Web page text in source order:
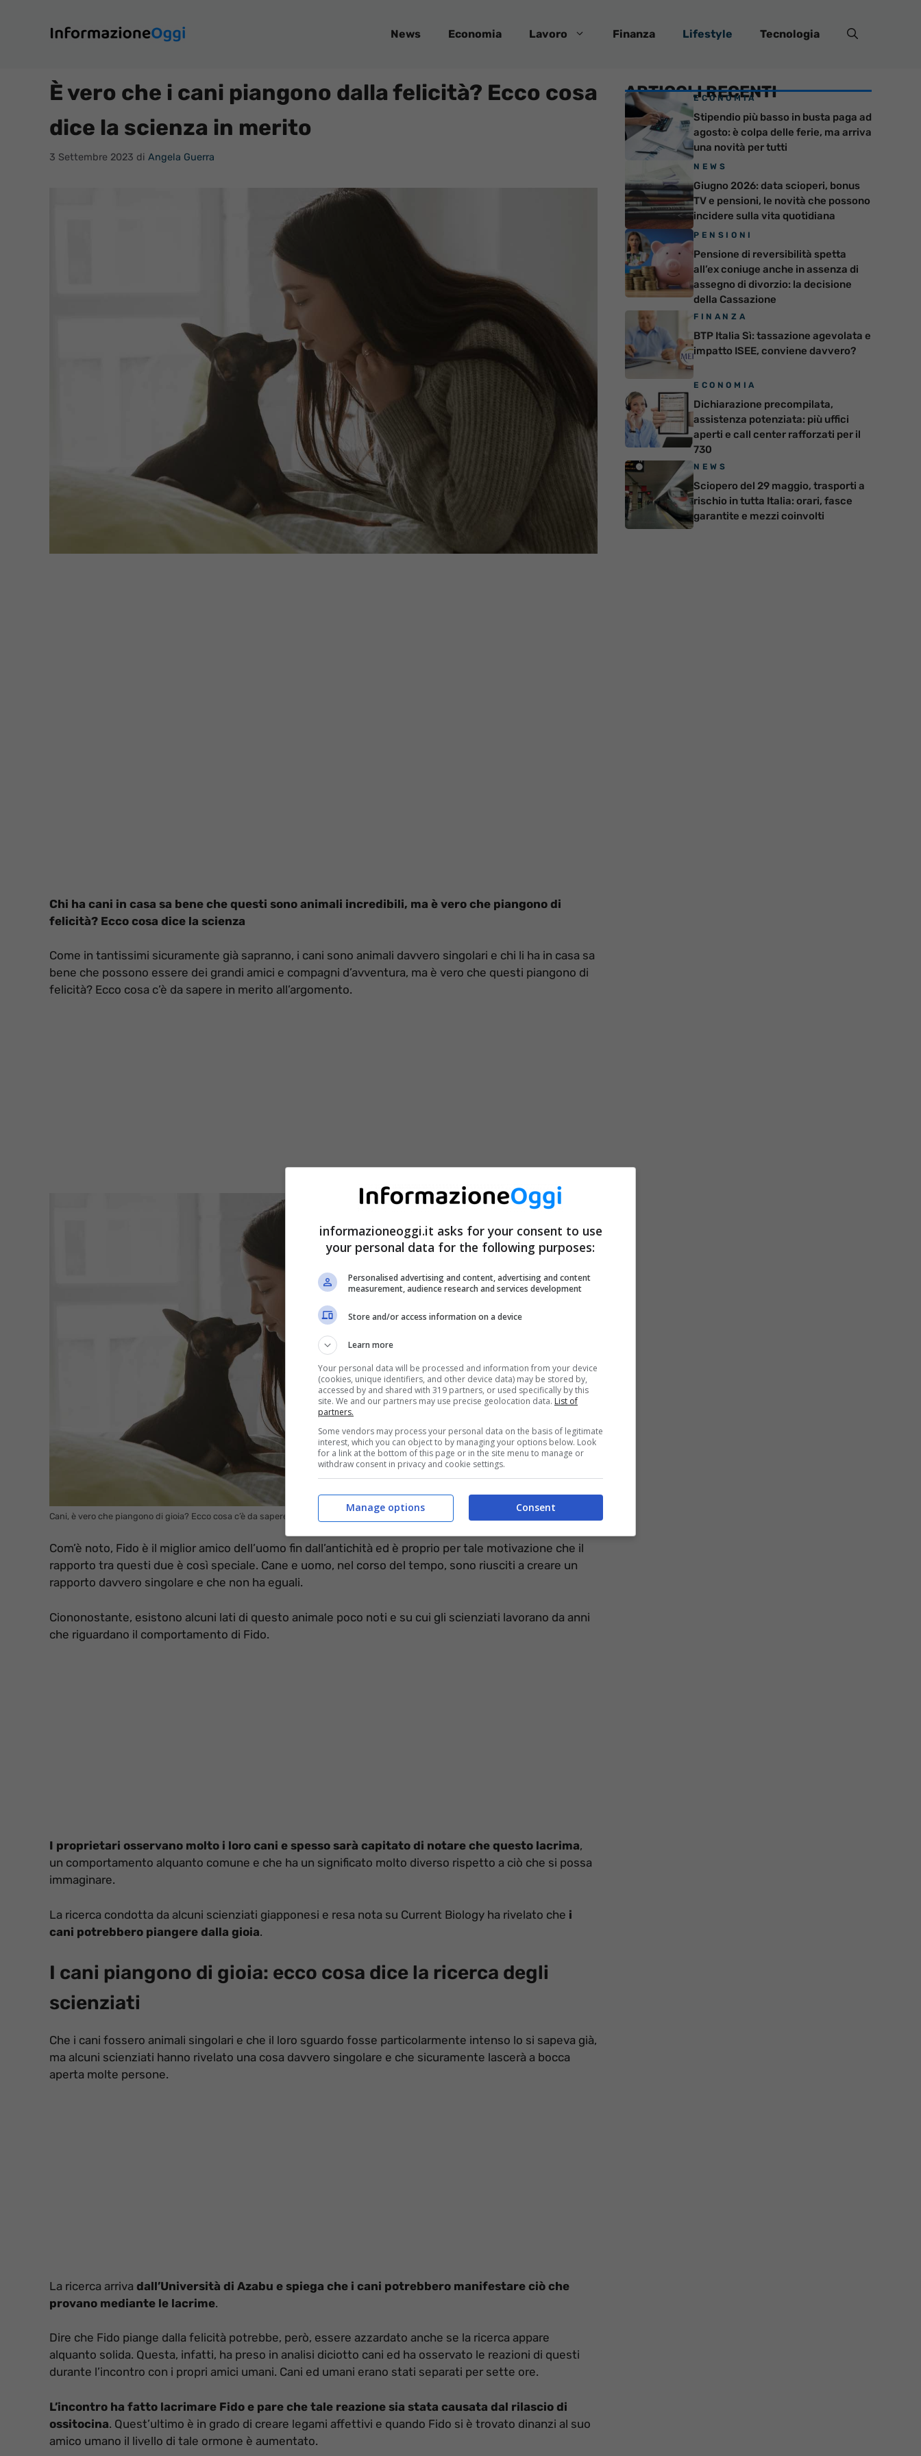
contenuto
News Economia Lavoro Finanza Lifestyle Tecnologia
È vero che i cani piangono dalla felicità? Ecco cosa
dice la scienza in merito
3 Settembre 2023 di Angela Guerra
Chi ha cani in casa sa bene che questi sono animali incredibili, ma è vero che piangono di
felicità? Ecco cosa dice la scienza
Come in tantissimi sicuramente già sapranno, i cani sono animali davvero singolari e chi li ha in casa sa
bene che possono essere dei grandi amici e compagni d’avventura, ma è vero che questi piangono di
felicità? Ecco cosa c’è da sapere in merito all’argomento.
Cani, è vero che piangono di gioia? Ecco cosa c’è da sapere in merito (informazioneoggi.it)
Com’è noto, Fido è il miglior amico dell’uomo fin dall’antichità ed è proprio per tale motivazione che il
rapporto tra questi due è così speciale. Cane e uomo, nel corso del tempo, sono riusciti a creare un
rapporto davvero singolare e che non ha eguali.
Ciononostante, esistono alcuni lati di questo animale poco noti e su cui gli scienziati lavorano da anni
che riguardano il comportamento di Fido.
I proprietari osservano molto i loro cani e spesso sarà capitato di notare che questo lacrima,
un comportamento alquanto comune e che ha un significato molto diverso rispetto a ciò che si possa
immaginare.
La ricerca condotta da alcuni scienziati giapponesi e resa nota su Current Biology ha rivelato che i
cani potrebbero piangere dalla gioia.
I cani piangono di gioia: ecco cosa dice la ricerca degli
scienziati
Che i cani fossero animali singolari e che il loro sguardo fosse particolarmente intenso lo si sapeva già,
ma alcuni scienziati hanno rivelato una cosa davvero singolare e che sicuramente lascerà a bocca
aperta molte persone.
La ricerca arriva dall’Università di Azabu e spiega che i cani potrebbero manifestare ciò che
provano mediante le lacrime.
Dire che Fido piange dalla felicità potrebbe, però, essere azzardato anche se la ricerca appare
alquanto solida. Questa, infatti, ha preso in analisi diciotto cani ed ha osservato le reazioni di questi
durante l’incontro con i propri amici umani. Cani ed umani erano stati separati per sette ore.
L’incontro ha fatto lacrimare Fido e pare che tale reazione sia stata causata dal rilascio di
ossitocina. Quest’ultimo è in grado di creare legami affettivi e quando Fido si è trovato dinanzi al suo
amico umano il livello di tale ormone è aumentato.
ARTICOLI RECENTI
ECONOMIA
Stipendio più basso in busta paga ad
agosto: è colpa delle ferie, ma arriva
una novità per tutti
NEWS
Giugno 2026: data scioperi, bonus
TV e pensioni, le novità che possono
incidere sulla vita quotidiana
PENSIONI
Pensione di reversibilità spetta
all’ex coniuge anche in assenza di
assegno di divorzio: la decisione
della Cassazione
FINANZA
BTP Italia Sì: tassazione agevolata e
impatto ISEE, conviene davvero?
ECONOMIA
Dichiarazione precompilata,
assistenza potenziata: più uffici
aperti e call center rafforzati per il
730
NEWS
Sciopero del 29 maggio, trasporti a
rischio in tutta Italia: orari, fasce
garantite e mezzi coinvolti
informazioneoggi.it asks for your consent to use
your personal data for the following purposes:
Personalised advertising and content, advertising and content
measurement, audience research and services development
Store and/or access information on a device
Learn more
Your personal data will be processed and information from your device
(cookies, unique identifiers, and other device data) may be stored by,
accessed by and shared with 319 partners, or used specifically by this
site. We and our partners may use precise geolocation data. List of
partners.
Some vendors may process your personal data on the basis of legitimate
interest, which you can object to by managing your options below. Look
for a link at the bottom of this page or in the site menu to manage or
withdraw consent in privacy and cookie settings.
Consent
Manage options